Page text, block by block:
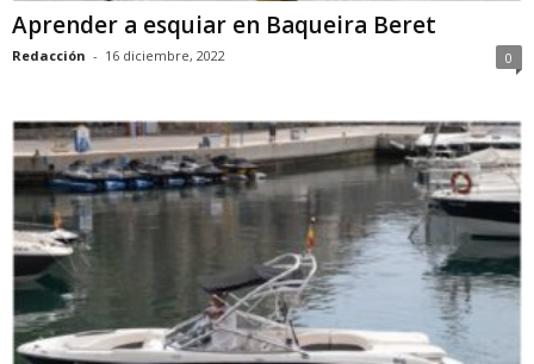
Aprender a esquiar en Baqueira Beret
Redacción - 16 diciembre, 2022 0